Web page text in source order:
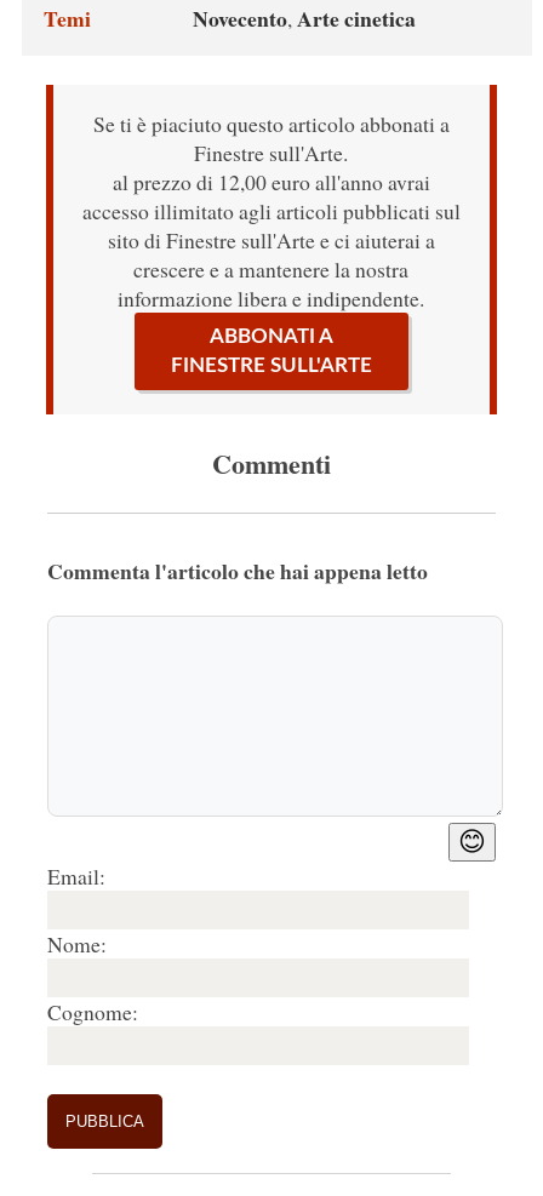
Temi
Novecento,Arte cinetica
Se ti è piaciuto questo articolo abbonati a
Finestre sull'Arte.
al prezzo di 12,00 euro all'anno avrai
accesso illimitato agli articoli pubblicati sul
sito di Finestre sull'Arte e ci aiuterai a
crescere e a mantenere la nostra
informazione libera e indipendente.
ABBONATI A
FINESTRE SULL'ARTE
Commenti
Commenta l'articolo che hai appena letto
😊
Email:
Nome:
Cognome: